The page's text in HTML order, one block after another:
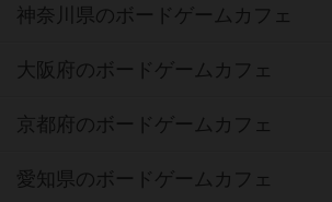
神奈川県のボードゲームカフェ
大阪府のボードゲームカフェ
京都府のボードゲームカフェ
愛知県のボードゲームカフェ